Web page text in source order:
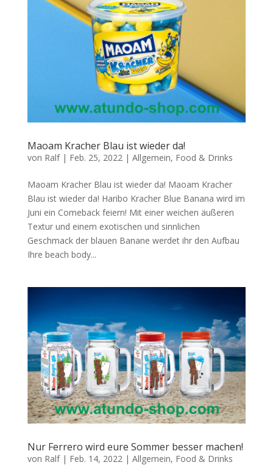
Maoam Kracher Blau ist wieder da!
von Ralf| Feb. 25, 2022| Allgemein, Food & Drinks
Maoam Kracher Blau ist wieder da! Maoam Kracher
Blau ist wieder da! Haribo Kracher Blue Banana wird im
Juni ein Comeback feiern! Mit einer weichen äußeren
Textur und einem exotischen und sinnlichen
Geschmack der blauen Banane werdet ihr den Aufbau
Ihre beach body...
Nur Ferrero wird eure Sommer besser machen!
von Ralf| Feb. 14, 2022| Allgemein, Food & Drinks